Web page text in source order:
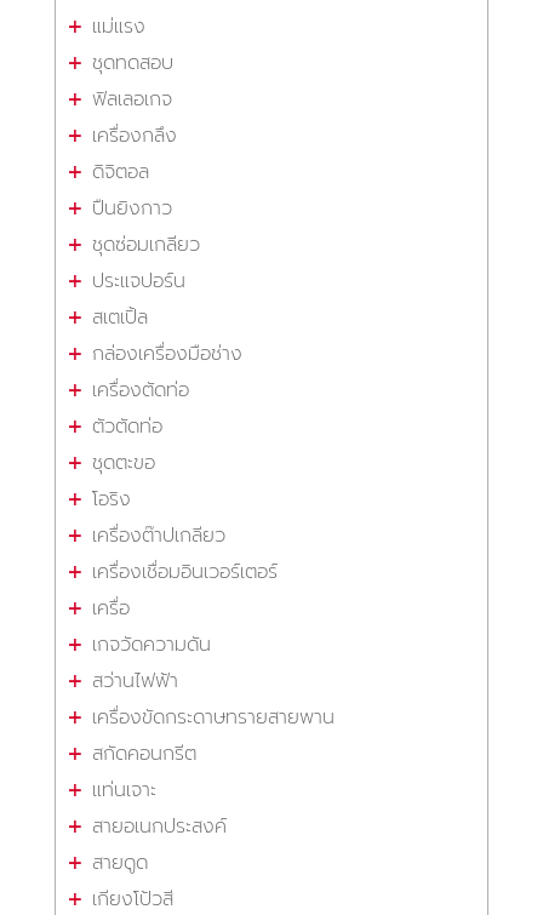
แม่แรง
ชุดทดสอบ
ฟิลเลอเกจ
เครื่องกลึง
ดิจิตอล
ปืนยิงกาว
ชุดซ่อมเกลียว
ประแจปอร์น
สเตเปิ้ล
กล่องเครื่องมือช่าง
เครื่องตัดท่อ
ตัวตัดท่อ
ชุดตะขอ
โอริง
เครื่องต๊าปเกลียว
เครื่องเชื่อมอินเวอร์เตอร์
เครื่อ
เกจวัดความดัน
สว่านไฟฟ้า
เครื่องขัดกระดาษทรายสายพาน
สกัดคอนกรีต
แท่นเจาะ
สายอเนกประสงค์
สายดูด
เกียงโป้วสี